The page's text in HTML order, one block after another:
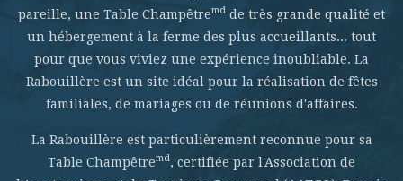
pareille, une Table Champêtremd de très grande qualité et
un hébergement à la ferme des plus accueillants... tout
pour que vous viviez une expérience inoubliable. La
Rabouillère est un site idéal pour la réalisation de fêtes
familiales, de mariages ou de réunions d'affaires.
La Rabouillère est particulièrement reconnue pour sa
Table Champêtremd, certifiée par l'Association de